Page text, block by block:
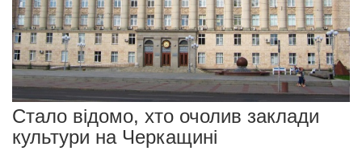
Стало відомо, хто очолив заклади
культури на Черкащині